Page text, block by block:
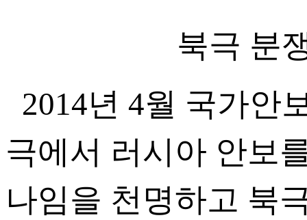
북극 분
2014년 4월 국가안
극에서 러시아 안보
나임을 천명하고 북